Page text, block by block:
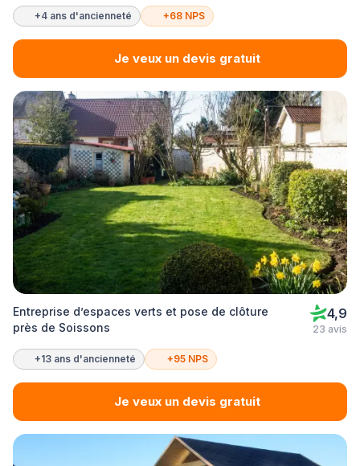
+4 ans d'ancienneté +68 NPS
Je veux un devis gratuit
Entreprise d’espaces verts et pose de clôture
près de Soissons
4,9
23 avis
+13 ans d'ancienneté +95 NPS
Je veux un devis gratuit